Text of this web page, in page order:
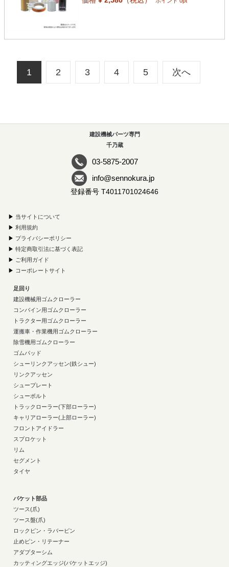
1 2 3 4 5 次へ
建設機械パーツ専門
千乃蔵
03-5875-2007
info@sennokura.jp
登録番号 T4011701024646
▶ 当サイトについて
▶ 利用規約
▶ プライバシーポリシー
▶ 特定商取引法に基づく表記
▶ ご利用ガイド
▶ コーポレートサイト
足回り
建設機械用ゴムクローラー
コンバイン用ゴムクローラー
トラクター用ゴムクローラー
運搬車・作業機用ゴムクローラー
除雪機用ゴムクローラー
ゴムパッド
シューリンクアッセン(鉄シュー)
リンクアッセン
シュープレート
シューボルト
トラックローラー(下部ローラー)
キャリアローラー(上部ローラー)
フロントアイドラー
スプロケット
リム
セグメント
タイヤ
バケット部品
ツース(爪)
ツース盤(爪)
ロックピン・ラバーピン
止めピン・リテーナー
アダプターシム
カッティングエッジ(バケットエッジ)